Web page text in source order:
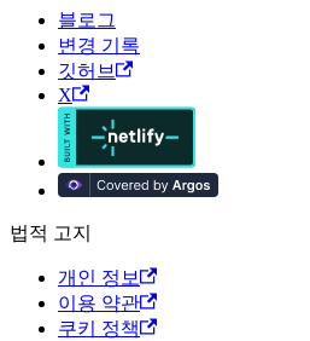
블로그
변경 기록
깃허브
X
법적 고지
개인 정보
이용 약관
쿠키 정책